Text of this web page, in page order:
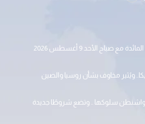
صباح الأحد 9 أغسطس 2026
ويُثير مخاوف بشأن روسيا والصين
واشنطن سلوكها .. وتضع شروطًا جديدة